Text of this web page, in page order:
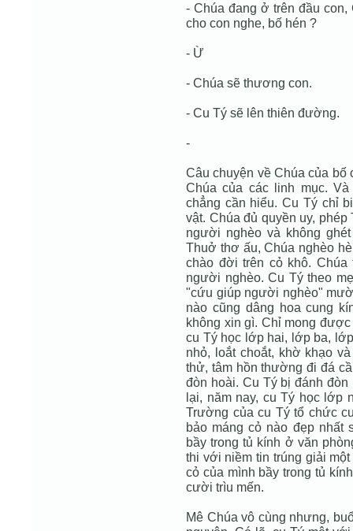
- Chúa đang ở trên đầu con,
cho con nghe, bố hén ?
- Ừ
- Chúa sẽ thương con.
- Cu Tý sẽ lên thiên đường.
-
Câu chuyện về Chúa của bố
Chúa của các linh mục.
chẳng cần hiểu. Cu Tý chỉ
vật. Chúa đủ quyền uy,
người nghèo và không
Thuở thơ ấu, Chúa nghèo
chào đời trên cỏ khô.
người nghèo. Cu Tý theo
"cứu giúp người nghèo"
nào cũng dâng hoa cung
không xin gì. Chỉ mong
cu Tý học lớp hai, lớp ba,
nhỏ, loắt choắt, khờ khạo
thử, tâm hồn thường đi đá
đòn hoài. Cu Tý bị đánh
lại, năm nay, cu Tý học lớp
Trường của cu Tý tổ chức
bảo máng cỏ nào đẹp
bầy trong tủ kính ở văn
thi với niềm tin trúng giải
cỏ của mình bầy trong tủ
cười trìu mến.
Mê Chúa vô cùng nhưng,